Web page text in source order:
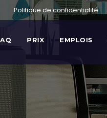
Politique de confidentialité
PRIX EMPLOIS